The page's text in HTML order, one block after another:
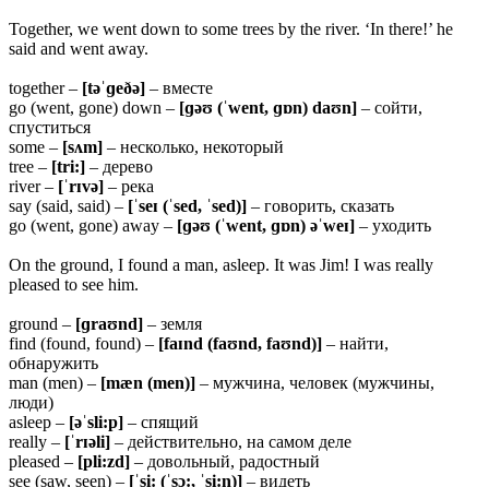
Together, we went down to some trees by the river. ‘In there!’ he
said and went away.
together – [təˈɡeðə] – вместе
go (went, gone) down – [ɡəʊ (ˈwent, ɡɒn) daʊn] – сойти,
спуститься
some – [sʌm] – несколько, некоторый
tree – [tri:] – дерево
river – [ˈrɪvə] – река
say (said, said) – [ˈseɪ (ˈsed, ˈsed)] – говорить, сказать
go (went, gone) away – [ɡəʊ (ˈwent, ɡɒn) əˈweɪ] – уходить
On the ground, I found a man, asleep. It was Jim! I was really
pleased to see him.
ground – [ɡraʊnd] – земля
find (found, found) – [faɪnd (faʊnd, faʊnd)] – найти,
обнаружить
man (men) – [mæn (men)] – мужчина, человек (мужчины,
люди)
asleep – [əˈsli:p] – спящий
really – [ˈrɪəli] – действительно, на самом деле
pleased – [pli:zd] – довольный, радостный
see (saw, seen) – [ˈsi: (ˈsɔ:, ˈsi:n)] – видеть